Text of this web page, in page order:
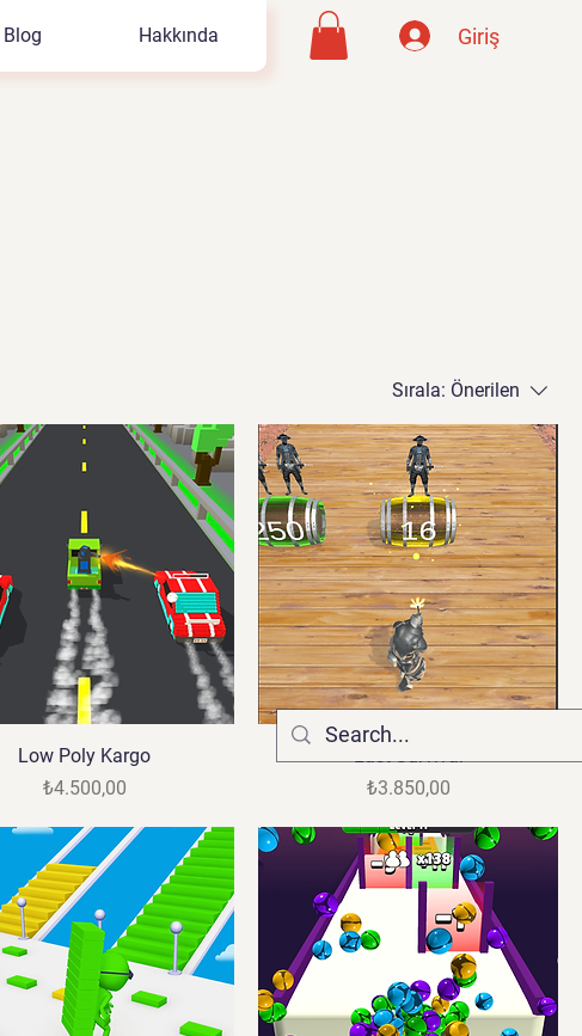
Blog Hakkında Giriş
Sırala: Önerilen
Low Poly Kargo
Fiyat
₺4.500,00
Fiyat
₺3.850,00